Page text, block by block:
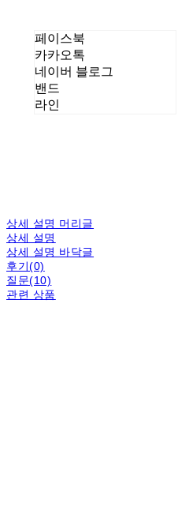
페이스북
카카오톡
네이버 블로그
밴드
라인
상세 설명 머리글
상세 설명
상세 설명 바닥글
후기(0)
질문(10)
관련 상품